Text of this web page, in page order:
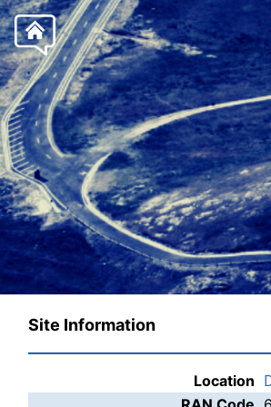
Site Information
Location